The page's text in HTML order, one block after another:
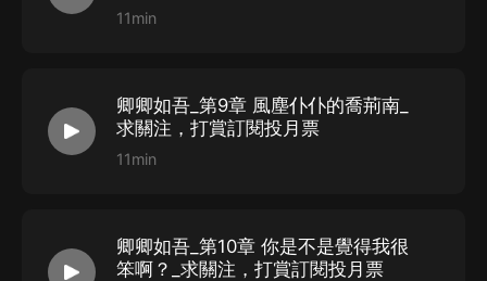
11min
卿卿如吾_第9章 風塵仆仆的喬荊南_
求關注，打賞訂閱投月票
11min
卿卿如吾_第10章 你是不是覺得我很
笨啊？_求關注，打賞訂閱投月票